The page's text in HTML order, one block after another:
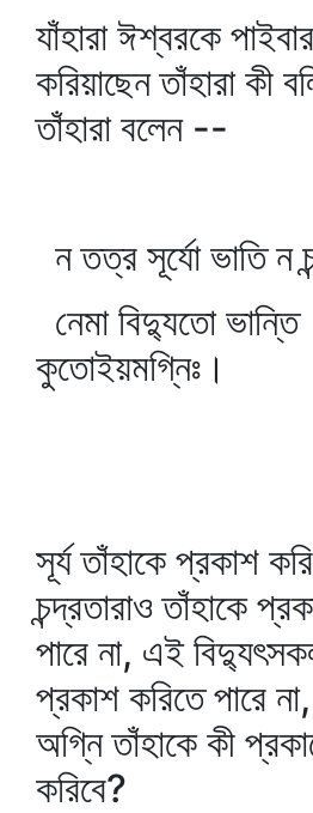
যাঁহারা ঈশ্বরকে পাইবার
করিয়াছেন তাঁহারা কী
তাঁহারা বলেন --
ন তত্র সূর্যো ভাতি ন
নেমা বিদ্যুতো ভান্তি
কুতোইয়মগ্নিঃ।
সূর্য তাঁহাকে প্রকাশ
চন্দ্রতারাও তাঁহাকে
পারে না, এই
প্রকাশ করিতে পারে
অগ্নি তাঁহাকে কী
করিবে?